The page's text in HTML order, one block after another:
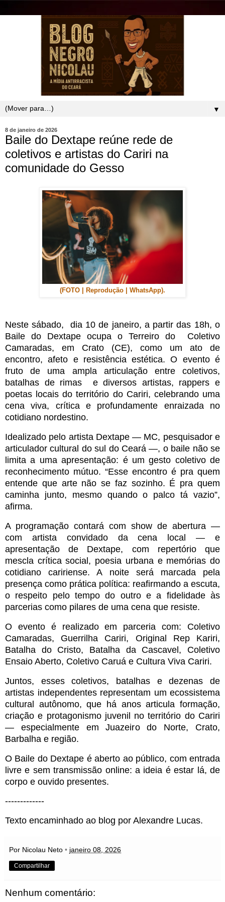
▼
8 de janeiro de 2026
Baile do Dextape reúne rede de
coletivos e artistas do Cariri na
comunidade do Gesso
(FOTO | Reprodução | WhatsApp).
Neste sábado, dia 10 de janeiro, a partir das 18h, o
Baile do Dextape ocupa o Terreiro do Coletivo
Camaradas, em Crato (CE), como um ato de
encontro, afeto e resistência estética. O evento é
fruto de uma ampla articulação entre coletivos,
batalhas de rimas e diversos artistas, rappers e
poetas locais do território do Cariri, celebrando uma
cena viva, crítica e profundamente enraizada no
cotidiano nordestino.
Idealizado pelo artista Dextape — MC, pesquisador e
articulador cultural do sul do Ceará —, o baile não se
limita a uma apresentação: é um gesto coletivo de
reconhecimento mútuo. “Esse encontro é pra quem
entende que arte não se faz sozinho. É pra quem
caminha junto, mesmo quando o palco tá vazio”,
afirma.
A programação contará com show de abertura —
com artista convidado da cena local — e
apresentação de Dextape, com repertório que
mescla crítica social, poesia urbana e memórias do
cotidiano caririense. A noite será marcada pela
presença como prática política: reafirmando a escuta,
o respeito pelo tempo do outro e a fidelidade às
parcerias como pilares de uma cena que resiste.
O evento é realizado em parceria com: Coletivo
Camaradas, Guerrilha Cariri, Original Rep Kariri,
Batalha do Cristo, Batalha da Cascavel, Coletivo
Ensaio Aberto, Coletivo Caruá e Cultura Viva Cariri.
Juntos, esses coletivos, batalhas e dezenas de
artistas independentes representam um ecossistema
cultural autônomo, que há anos articula formação,
criação e protagonismo juvenil no território do Cariri
— especialmente em Juazeiro do Norte, Crato,
Barbalha e região.
O Baile do Dextape é aberto ao público, com entrada
livre e sem transmissão online: a ideia é estar lá, de
corpo e ouvido presentes.
-------------
Texto encaminhado ao blog por Alexandre Lucas.
Por Nicolau Neto • janeiro 08, 2026
Compartilhar
Nenhum comentário: